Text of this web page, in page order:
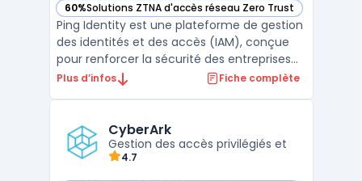
60%Solutions ZTNA d'accès réseau Zero Trust
— voir Ping Identity dans cette catégorie
Ping Identity est une plateforme de gestion
des identités et des accès (IAM), conçue
pour renforcer la sécurité des entreprises
tout en simplifiant l'expérience utilisateur.
propose des fonctionnalités avancées
comm ...
Plus d’infos Fiche complète
CyberArk
Gestion des accès privilégiés et
4.7